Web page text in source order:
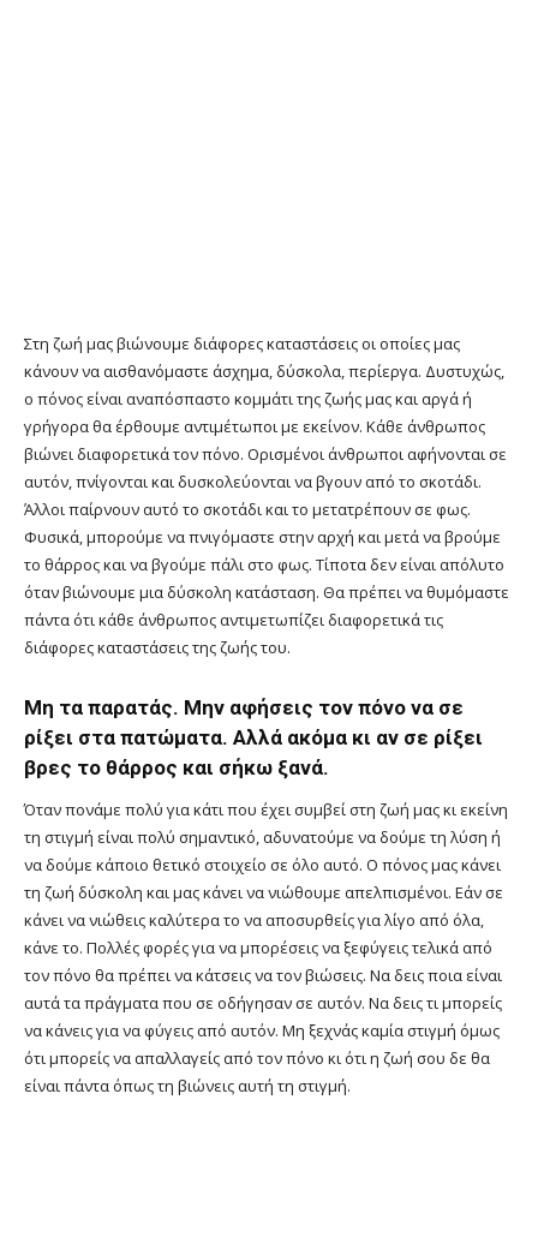
Στη ζωή μας βιώνουμε διάφορες καταστάσεις οι οποίες μας
κάνουν να αισθανόμαστε άσχημα, δύσκολα, περίεργα. Δυστυχώς,
ο πόνος είναι αναπόσπαστο κομμάτι της ζωής μας και αργά ή
γρήγορα θα έρθουμε αντιμέτωποι με εκείνον. Κάθε άνθρωπος
βιώνει διαφορετικά τον πόνο. Ορισμένοι άνθρωποι αφήνονται σε
αυτόν, πνίγονται και δυσκολεύονται να βγουν από το σκοτάδι.
Άλλοι παίρνουν αυτό το σκοτάδι και το μετατρέπουν σε φως.
Φυσικά, μπορούμε να πνιγόμαστε στην αρχή και μετά να βρούμε
το θάρρος και να βγούμε πάλι στο φως. Τίποτα δεν είναι απόλυτο
όταν βιώνουμε μια δύσκολη κατάσταση. Θα πρέπει να θυμόμαστε
πάντα ότι κάθε άνθρωπος αντιμετωπίζει διαφορετικά τις
διάφορες καταστάσεις της ζωής του.
Μη τα παρατάς. Μην αφήσεις τον πόνο να σε
ρίξει στα πατώματα. Αλλά ακόμα κι αν σε ρίξει
βρες το θάρρος και σήκω ξανά.
Όταν πονάμε πολύ για κάτι που έχει συμβεί στη ζωή μας κι εκείνη
τη στιγμή είναι πολύ σημαντικό, αδυνατούμε να δούμε τη λύση ή
να δούμε κάποιο θετικό στοιχείο σε όλο αυτό. Ο πόνος μας κάνει
τη ζωή δύσκολη και μας κάνει να νιώθουμε απελπισμένοι. Εάν σε
κάνει να νιώθεις καλύτερα το να αποσυρθείς για λίγο από όλα,
κάνε το. Πολλές φορές για να μπορέσεις να ξεφύγεις τελικά από
τον πόνο θα πρέπει να κάτσεις να τον βιώσεις. Να δεις ποια είναι
αυτά τα πράγματα που σε οδήγησαν σε αυτόν. Να δεις τι μπορείς
να κάνεις για να φύγεις από αυτόν. Μη ξεχνάς καμία στιγμή όμως
ότι μπορείς να απαλλαγείς από τον πόνο κι ότι η ζωή σου δε θα
είναι πάντα όπως τη βιώνεις αυτή τη στιγμή.